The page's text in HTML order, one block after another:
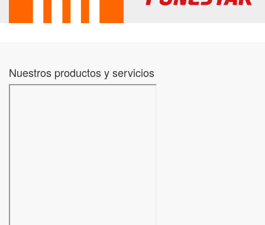
Nuestros productos y servicios